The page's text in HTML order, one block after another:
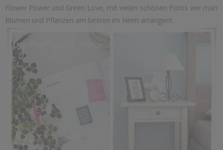
Flower Power und Green Love, mit vielen schönen Fotos wie man
Blumen und Pflanzen am besten im Heim arrangiert.